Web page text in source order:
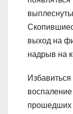
выход на
надрыв на
воспаление
прошедших